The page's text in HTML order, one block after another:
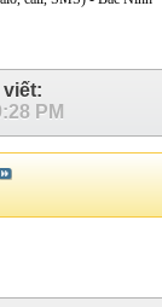
viết:
PM